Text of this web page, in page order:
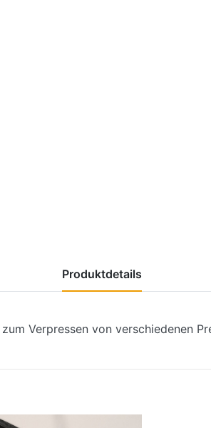
Produktdetails
Verpressen von verschiedenen